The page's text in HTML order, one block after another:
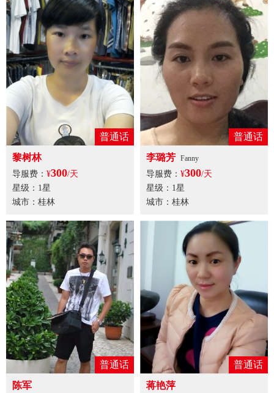
普通话
黎树林
导服费： ¥300/天
星级：1星
城市：桂林
普通话
李璐芳 Fanny
导服费： ¥300/天
星级：1星
城市：桂林
普通话
陈军
普通话
蒋艳萍